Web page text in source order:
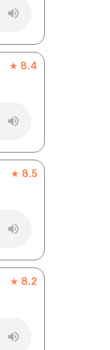
★ 8.4
★ 8.5
★ 8.2